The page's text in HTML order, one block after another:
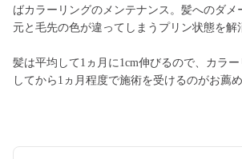
ばカラーリングのメンテナンス。髪へのダメ
元と毛先の色が違ってしまうプリン状態を解
髪は平均して1ヵ月に1cm伸びるので、カラ
してから1ヵ月程度で施術を受けるのがお薦め